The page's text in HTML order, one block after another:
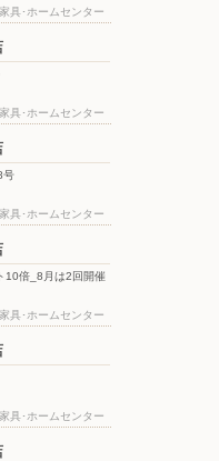
家具･ホームセンター
家具･ホームセンター
号
家具･ホームセンター
10倍_8月は2回開催
家具･ホームセンター
家具･ホームセンター